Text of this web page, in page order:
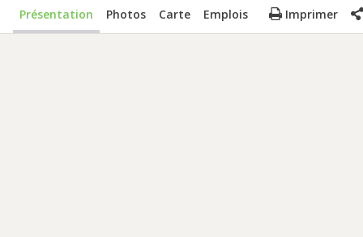
Présentation Photos Carte Emplois Imprimer